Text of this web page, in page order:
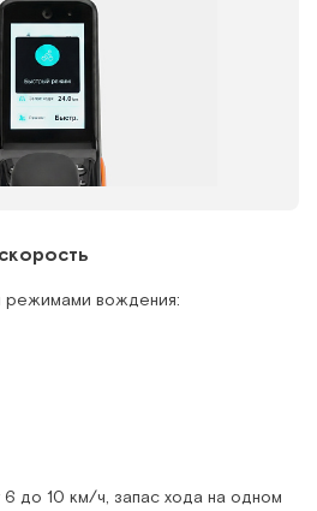
режимами вождения:
до 10 км/ч, запас хода на одном